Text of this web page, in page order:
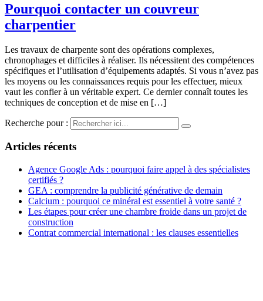
Pourquoi contacter un couvreur
charpentier
Les travaux de charpente sont des opérations complexes,
chronophages et difficiles à réaliser. Ils nécessitent des compétences
spécifiques et l’utilisation d’équipements adaptés. Si vous n’avez pas
les moyens ou les connaissances requis pour les effectuer, mieux
vaut les confier à un véritable expert. Ce dernier connaît toutes les
techniques de conception et de mise en […]
Recherche pour :
Articles récents
Agence Google Ads : pourquoi faire appel à des spécialistes
certifiés ?
GEA : comprendre la publicité générative de demain
Calcium : pourquoi ce minéral est essentiel à votre santé ?
Les étapes pour créer une chambre froide dans un projet de
construction
Contrat commercial international : les clauses essentielles